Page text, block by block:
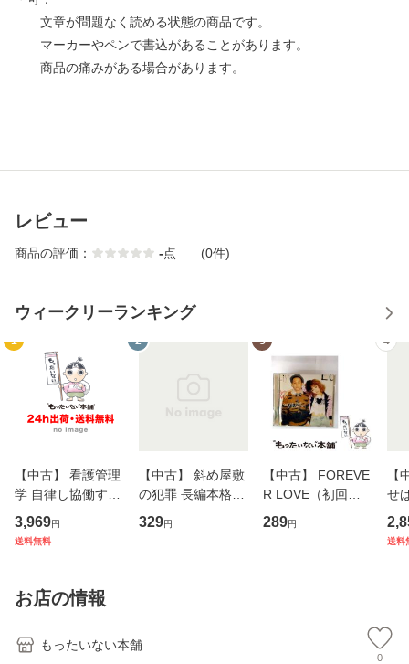
文章が問題なく読める状態の商品です。
マーカーやペンで書込があることがあります。
商品の痛みがある場合があります。
レビュー
商品の評価： -点 (0件)
ウィークリーランキング
1
【中古】 看護管理
学 自律し協働する
専門職の看護マネ
ジメントスキル 改
恵 藤本幸三 / 南江
堂 [単行
3,969円
送料無料
2
【中古】 斜め屋敷
の犯罪 長編本格推
理小説 (光文社文
庫) / 島田荘司 / 光
329円
3
【中古】 FOREVE
R LOVE（初回生
産限定盤） / 清水
翔太×加藤ミリヤ /
289円
4
【
せ
タ
送料
お店の情報
もったいない本舗
0